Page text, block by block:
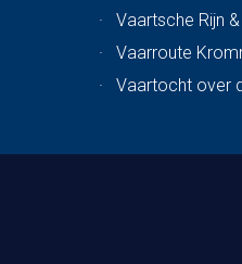
·
Vaartsche Rijn
·
Vaarroute
·
Vaartocht over